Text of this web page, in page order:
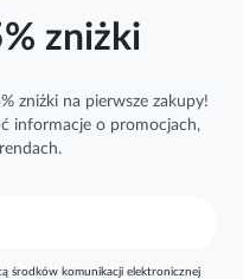
zniżki
zniżki na pierwsze zakupy!
informacjeo promocjach,
środków komunikacji elektronicznej